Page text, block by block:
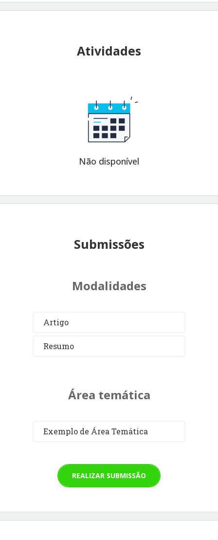
Atividades
Não disponível
Submissões
Modalidades
Artigo
Resumo
Área temática
Exemplo de Área Temática
REALIZAR SUBMISSÃO